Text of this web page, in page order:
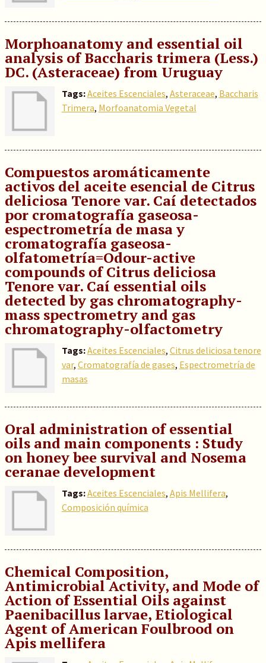
Morphoanatomy and essential oil
analysis of Baccharis trimera (Less.)
DC. (Asteraceae) from Uruguay
Tags:Aceites Escenciales, Asteraceae, Baccharis
Trimera, Morfoanatomia Vegetal
Compuestos aromáticamente
activos del aceite esencial de Citrus
deliciosa Tenore var. Caí detectados
por cromatografía gaseosa-
espectrometría de masa y
cromatografía gaseosa-
olfatometría=Odour-active
compounds of Citrus deliciosa
Tenore var. Caí essential oils
detected by gas chromatography-
mass spectrometry and gas
chromatography-olfactometry
Tags:Aceites Escenciales, Citrus deliciosa tenore
var, Cromatografía de gases, Espectrometría de
masas
Oral administration of essential
oils and main components : Study
on honey bee survival and Nosema
ceranae development
Tags:Aceites Escenciales, Apis Mellifera,
Composición química
Chemical Composition,
Antimicrobial Activity, and Mode of
Action of Essential Oils against
Paenibacillus larvae, Etiological
Agent of American Foulbrood on
Apis mellifera